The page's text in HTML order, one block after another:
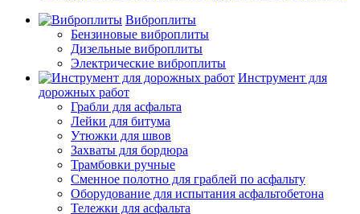
Виброплиты
Бензиновые виброплиты
Дизельные виброплиты
Электрические виброплиты
Инструмент для
дорожных работ
Грабли для асфальта
Лейки для битума
Утюжки для швов
Захваты для бордюра
Трамбовки ручные
Сменное полотно для граблей по асфальту
Оборудование для испытания асфальтобетона
Тележки для асфальта